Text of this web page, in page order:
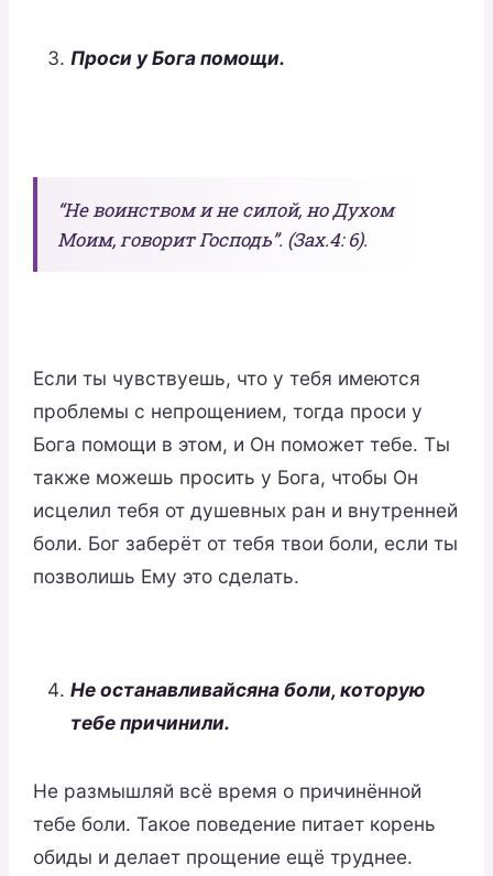
Проси у Бога помощи.
“Не воинством и не силой, но Духом
Моим, говорит Господь”. (Зах.4: 6).
Если ты чувствуешь, что у тебя имеются
проблемы с непрощением, тогда проси у
Бога помощи в этом, и Он поможет тебе. Ты
также можешь просить у Бога, чтобы Он
исцелил тебя от душевных ран и внутренней
боли. Бог заберёт от тебя твои боли, если ты
позволишь Ему это сделать.
Не останавливайсяна боли, которую
тебе причинили.
Не размышляй всё время о причинённой
тебе боли. Такое поведение питает корень
обиды и делает прощение ещё труднее.